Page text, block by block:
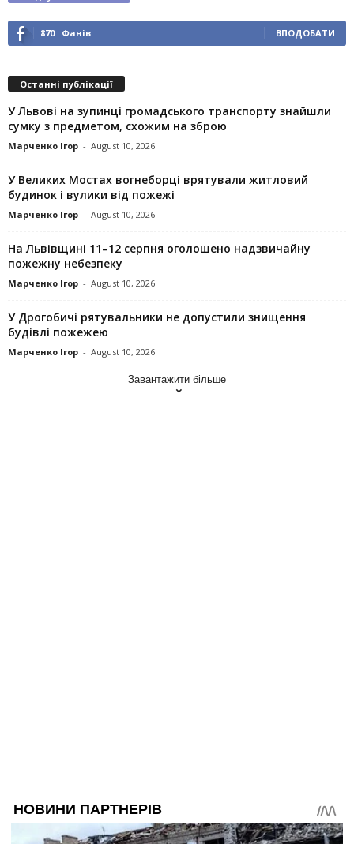
870 Фанів ВПОДОБАТИ
Останні публікації
У Львові на зупинці громадського транспорту знайшли
сумку з предметом, схожим на зброю
Марченко Ігор - August 10, 2026
У Великих Мостах вогнеборці врятували житловий
будинок і вулики від пожежі
Марченко Ігор - August 10, 2026
На Львівщині 11–12 серпня оголошено надзвичайну
пожежну небезпеку
Марченко Ігор - August 10, 2026
У Дрогобичі рятувальники не допустили знищення
будівлі пожежею
Марченко Ігор - August 10, 2026
Завантажити більше